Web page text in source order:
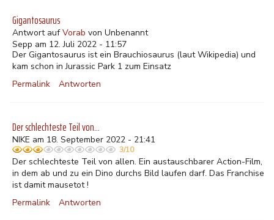
Gigantosaurus
Antwort aufVorab von Unbenannt
Sepp am 12. Juli 2022 - 11:57
Der Gigantosaurus ist ein Brauchiosaurus (laut Wikipedia) und
kam schon in Jurassic Park 1 zum Einsatz
Permalink
Antworten
Der schlechteste Teil von…
NIKE am 18. September 2022 - 21:41
3/10
Der schlechteste Teil von allen. Ein austauschbarer Action-Film,
in dem ab und zu ein Dino durchs Bild laufen darf. Das Franchise
ist damit mausetot !
Permalink
Antworten